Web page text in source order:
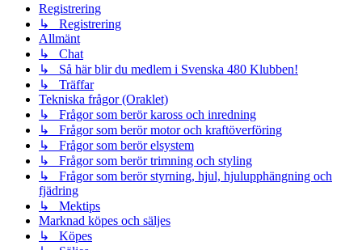
Registrering
↳ Registrering
Allmänt
↳ Chat
↳ Så här blir du medlem i Svenska 480 Klubben!
↳ Träffar
Tekniska frågor (Oraklet)
↳ Frågor som berör kaross och inredning
↳ Frågor som berör motor och kraftöverföring
↳ Frågor som berör elsystem
↳ Frågor som berör trimning och styling
↳ Frågor som berör styrning, hjul, hjulupphängning och
fjädring
↳ Mektips
Marknad köpes och säljes
↳ Köpes